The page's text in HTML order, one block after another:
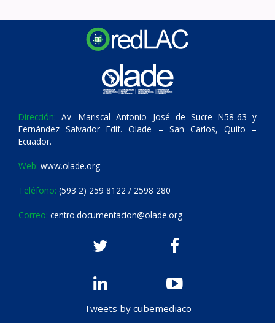
Dirección: Av. Mariscal Antonio José de Sucre N58-63 y
Fernández Salvador Edif. Olade – San Carlos, Quito –
Ecuador.
Web: www.olade.org
Teléfono: (593 2) 259 8122 / 2598 280
Correo: centro.documentacion@olade.org
Tweets by cubemediaco